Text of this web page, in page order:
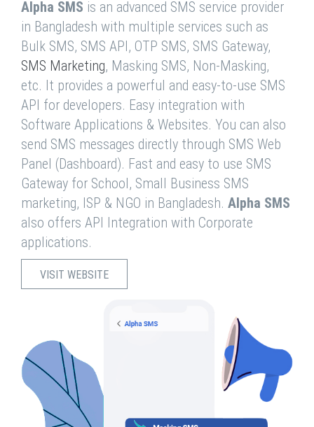
Alpha SMS is an advanced SMS service provider
in Bangladesh with multiple services such as
Bulk SMS, SMS API, OTP SMS, SMS Gateway,
SMS Marketing, Masking SMS, Non-Masking,
etc. It provides a powerful and easy-to-use SMS
API for developers. Easy integration with
Software Applications & Websites. You can also
send SMS messages directly through SMS Web
Panel (Dashboard). Fast and easy to use SMS
Gateway for School, Small Business SMS
marketing, ISP & NGO in Bangladesh. Alpha SMS
also offers API Integration with Corporate
applications.
VISIT WEBSITE